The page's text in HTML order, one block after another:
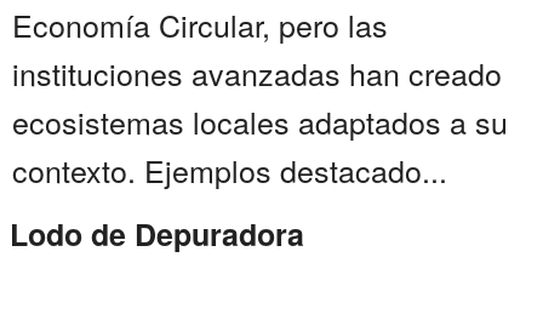
Economía Circular, pero las
instituciones avanzadas han creado
ecosistemas locales adaptados a su
contexto. Ejemplos destacado...
Lodo de Depuradora